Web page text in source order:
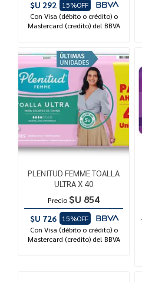
$U 292
15%OFF
Con Visa (débito o crédito) o
Mastercard (credito) del BBVA
PLENITUD FEMME TOALLA
ULTRA X 40
Precio $U 854
$U 726
15%OFF
Con Visa (débito o crédito) o
Mastercard (credito) del BBVA